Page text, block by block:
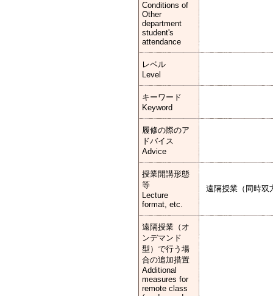
Conditions of
Other
department
student's
attendance
レベル
Level
キーワード
Keyword
履修の際のア
ドバイス
Advice
授業開講形態
等
Lecture
format, etc.
遠隔授業（同時双
遠隔授業（オ
ンデマンド
型）で行う場
合の追加措置
Additional
measures for
remote class